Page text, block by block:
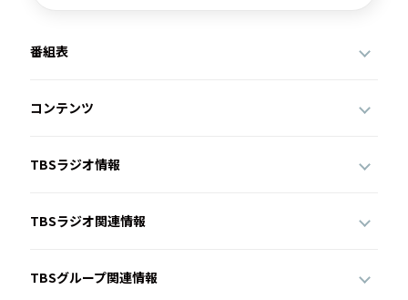
番組表
コンテンツ
TBSラジオ情報
TBSラジオ関連情報
TBSグループ関連情報